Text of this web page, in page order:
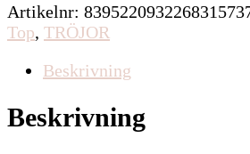
Artikelnr:
Top, TRÖJOR
Beskrivning
Beskrivning